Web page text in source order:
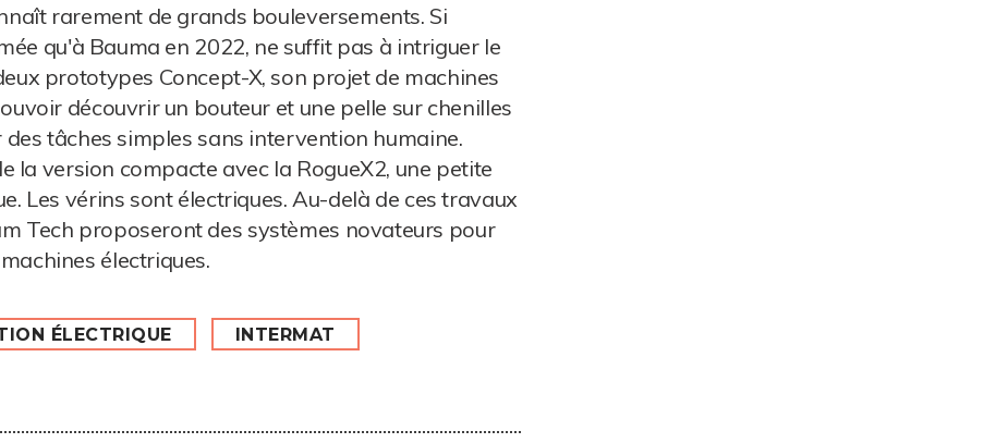
rarement de grands bouleversements. Si
qu'à Bauma en 2022, ne suffit pas à intriguer le
prototypes Concept-X, son projet de machines
découvrir un bouteur et une pelle sur chenilles
tâches simples sans intervention humaine.
la version compacte avec la RogueX2, une petite
Les vérins sont électriques. Au-delà de ces travaux
Tech proposeront des systèmes novateurs pour
électriques.
ÉLECTRIQUE INTERMAT